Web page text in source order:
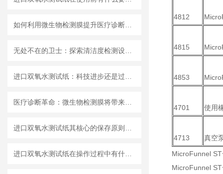
4812
4815
4853
4701 使用
4713
真空
MicroFunnel
MicroFunnel